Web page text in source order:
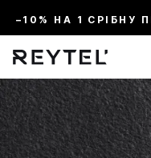
–10% НА 1 СРІБНУ